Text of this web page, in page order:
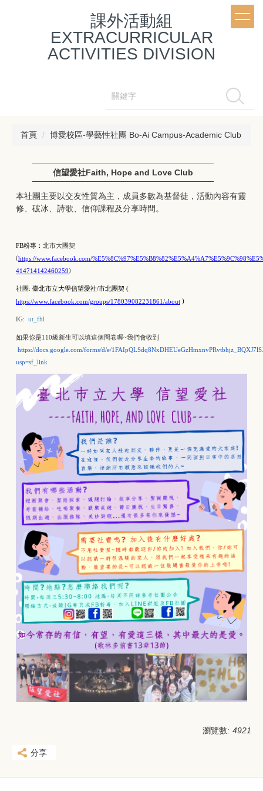
課外活動組
EXTRACURRICULAR
ACTIVITIES DIVISION
搜尋
首頁 博愛校區-學藝性社團 Bo-Ai Campus-Academic Club
信望愛社Faith, Hope and Love Club
本社團主要以交友性質為主，成員多數為基督徒，活動內容有靈
修、破冰、詩歌、信仰課程及分享時間。
FB粉專： 北市大團契
(https://www.facebook.com/
414714142460259)
社團: 臺北市立大學信望愛社/市北團契 (
https://www.facebook.com/groups/178039082231861/about )
IG: ut_fhl
如果你是110級新生可以填這個問卷喔~我們會收到
https://docs.google.com/forms/d/e/
usp=sf_link
瀏覽數: 4921
分享